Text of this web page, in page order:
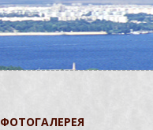
ФОТОГАЛЕРЕЯ